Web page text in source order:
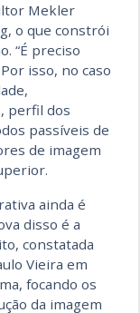
Mekler
o que constrói
“É preciso
isso, no caso
perfil dos
passíveis de
de imagem
ainda é
disso é a
constatada
Vieira em
focando os
da imagem